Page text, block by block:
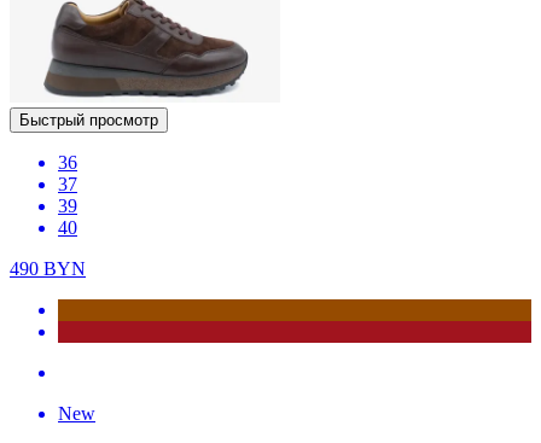
Быстрый просмотр
36
37
39
40
490 BYN
New